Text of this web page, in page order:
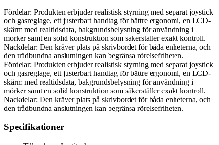
Fördelar: Produkten erbjuder realistisk styrning med separat joystick
och gasreglage, ett justerbart handtag för bättre ergonomi, en LCD-
skärm med realtidsdata, bakgrundsbelysning för användning i
mörker samt en solid konstruktion som säkerställer exakt kontroll.
Nackdelar: Den kräver plats på skrivbordet för båda enheterna, och
den trådbundna anslutningen kan begränsa rörelsefriheten.
Fördelar: Produkten erbjuder realistisk styrning med separat joystick
och gasreglage, ett justerbart handtag för bättre ergonomi, en LCD-
skärm med realtidsdata, bakgrundsbelysning för användning i
mörker samt en solid konstruktion som säkerställer exakt kontroll.
Nackdelar: Den kräver plats på skrivbordet för båda enheterna, och
den trådbundna anslutningen kan begränsa rörelsefriheten.
Specifikationer